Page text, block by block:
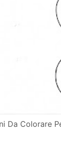
Da Colorare